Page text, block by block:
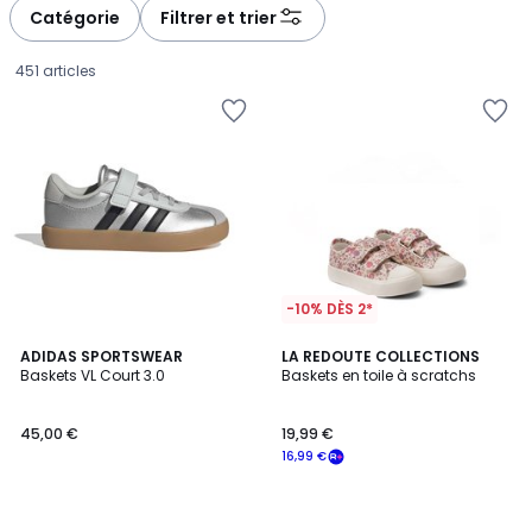
Catégorie Filtrer et trier
451 articles
ADIDAS SPORTSWEAR
Baskets VL Court 3.0
€.
45,00 €
4,8
/ 5
-10% DÈS 2*
LA REDOUTE COLLECTIONS
Baskets en toile à scratchs
16,99 €
19,99 €
4
/